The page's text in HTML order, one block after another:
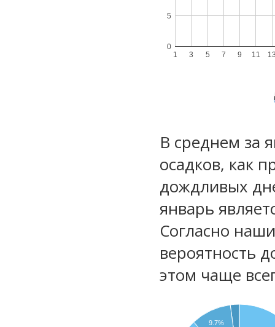
1 3 5 7 9 11
0
5
В среднем за
осадков, как
дождливых
январь
Согласно
вероятность
этом чаще
9.7%